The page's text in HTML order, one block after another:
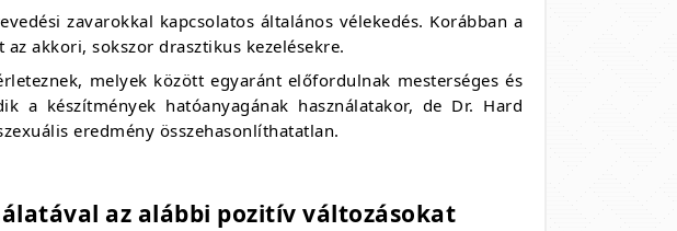
zavarokkal kapcsolatos általános vélekedés. Korábban a
akkori, sokszor drasztikus kezelésekre.
melyek között egyaránt előfordulnak mesterséges és
a készítmények hatóanyagának használatakor, de Dr. Hard
eredmény összehasonlíthatatlan.
az alábbi pozitív változásokat